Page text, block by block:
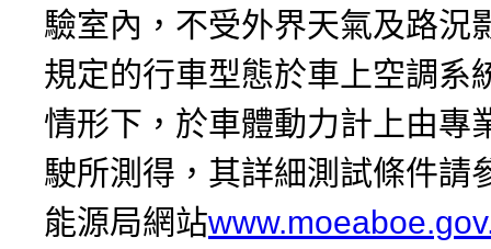
驗室內，不受外界天氣及路況
規定的行車型態於車上空調系
情形下，於車體動力計上由專
駛所測得，其詳細測試條件請
能源局網站